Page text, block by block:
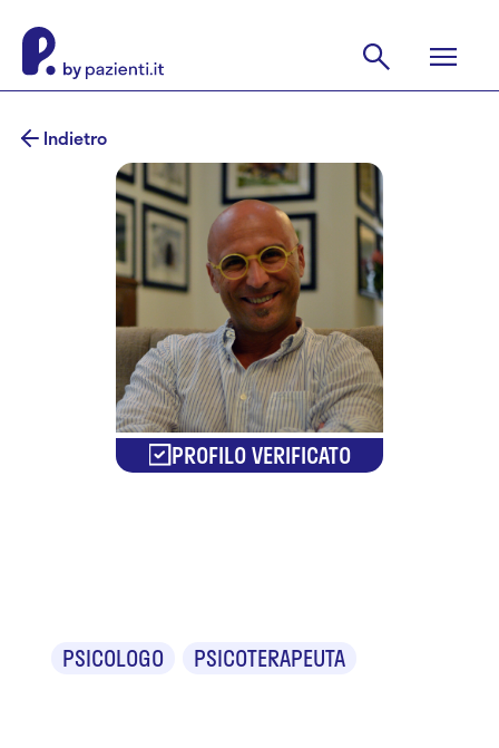
Indietro
PROFILO VERIFICATO
PSICOLOGO PSICOTERAPEUTA